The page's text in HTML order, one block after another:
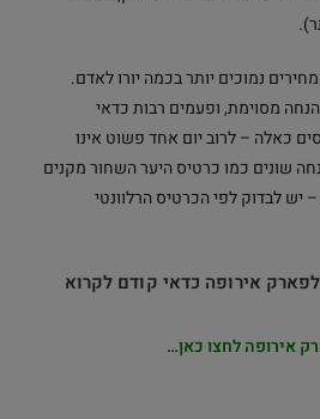
נמוכים יותר בכמה יורו לאדם.
מסוימת, ופעמים רבות כדאי
כאלה – לרוב יום אחד פשוט אינו
שונים כמו כרטיס היער השחור מקנים
יש לבדוק לפי הכרטיס הרלוונטי
אירופה כדאי קודם לקרוא
אירופה לחצו כאן…